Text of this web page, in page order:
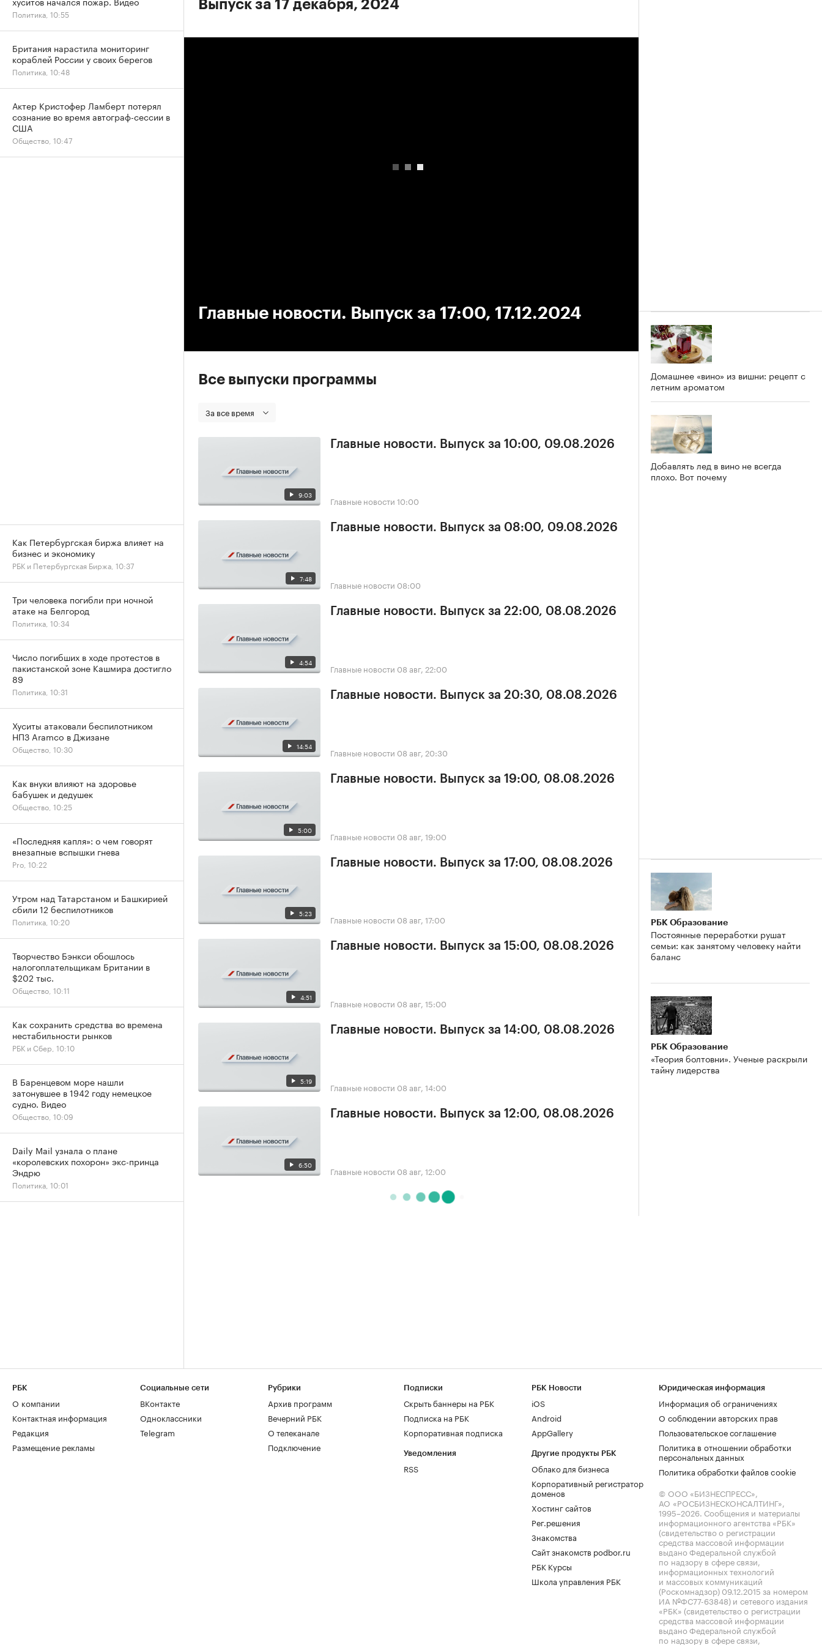
Выпуск за 17 декабря, 2024
Главные новости. Выпуск за 17:00, 17.12.2024
Все выпуски программы
За все время
9:03
Главные новости. Выпуск за 10:00, 09.08.2026
Главные новости 10:00
7:48
Главные новости. Выпуск за 08:00, 09.08.2026
Главные новости 08:00
4:54
Главные новости. Выпуск за 22:00, 08.08.2026
Главные новости 08 авг, 22:00
14:54
Главные новости. Выпуск за 20:30, 08.08.2026
Главные новости 08 авг, 20:30
5:00
Главные новости. Выпуск за 19:00, 08.08.2026
Главные новости 08 авг, 19:00
5:23
Главные новости. Выпуск за 17:00, 08.08.2026
Главные новости 08 авг, 17:00
4:51
Главные новости. Выпуск за 15:00, 08.08.2026
Главные новости 08 авг, 15:00
5:19
Главные новости. Выпуск за 14:00, 08.08.2026
Главные новости 08 авг, 14:00
6:50
Главные новости. Выпуск за 12:00, 08.08.2026
Главные новости 08 авг, 12:00
Домашнее «вино» из вишни: рецепт с
летним ароматом
Добавлять лед в вино не всегда
плохо. Вот почему
РБК Образование
Постоянные переработки рушат
семьи: как занятому человеку найти
баланс
РБК Образование
«Теория болтовни». Ученые раскрыли
тайну лидерства
Политика, 10:55
Британия нарастила мониторинг
кораблей России у своих берегов
Политика, 10:48
Актер Кристофер Ламберт потерял
сознание во время автограф-сессии в
США
Общество, 10:47
Как Петербургская биржа влияет на
бизнес и экономику
РБК и Петербургская Биржа, 10:37
Три человека погибли при ночной
атаке на Белгород
Политика, 10:34
Число погибших в ходе протестов в
пакистанской зоне Кашмира достигло
89
Политика, 10:31
Хуситы атаковали беспилотником
НПЗ Aramco в Джизане
Общество, 10:30
Как внуки влияют на здоровье
бабушек и дедушек
Общество, 10:25
«Последняя капля»: о чем говорят
внезапные вспышки гнева
Pro, 10:22
Утром над Татарстаном и Башкирией
сбили 12 беспилотников
Политика, 10:20
Творчество Бэнкси обошлось
налогоплательщикам Британии в
$202 тыс.
Общество, 10:11
Как сохранить средства во времена
нестабильности рынков
РБК и Сбер, 10:10
В Баренцевом море нашли
затонувшее в 1942 году немецкое
судно. Видео
Общество, 10:09
Daily Mail узнала о плане
«королевских похорон» экс-принца
Эндрю
Политика, 10:01
РБК
О компании
Контактная информация
Редакция
Размещение рекламы
Социальные сети
ВКонтакте
Одноклассники
Telegram
Рубрики
Архив программ
Вечерний РБК
О телеканале
Подключение
Подписки
Скрыть баннеры на РБК
Подписка на РБК
Корпоративная подписка
Уведомления
RSS
РБК Новости
iOS
Android
AppGallery
Другие продукты РБК
Облако для бизнеса
Корпоративный регистратор
доменов
Хостинг сайтов
Рег.решения
Знакомства
Сайт знакомств podbor.ru
РБК Курсы
Школа управления РБК
Юридическая информация
Информация об ограничениях
О соблюдении авторских прав
Пользовательское соглашение
Политика в отношении обработки
персональных данных
Политика обработки файлов cookie
© ООО «БИЗНЕСПРЕСС»,
АО «РОСБИЗНЕСКОНСАЛТИНГ»,
1995–2026. Сообщения и материалы
информационного агентства «РБК»
(свидетельство о регистрации
средства массовой информации
выдано Федеральной службой
по надзору в сфере связи,
информационных технологий
и массовых коммуникаций
(Роскомнадзор) 09.12.2015 за номером
ИА №ФС77-63848) и сетевого издания
«РБК» (свидетельство о регистрации
средства массовой информации
выдано Федеральной службой
по надзору в сфере связи,